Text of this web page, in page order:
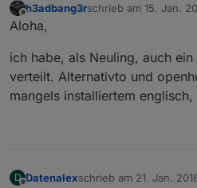
Offline
h3adbang3rschrieb am 15. Jan.
zuletzt editiert von
Aloha,
ich habe, als Neuling, auch
verteilt. Alternativto und
mangels installiertem englisch,
D Datenalexschrieb am 21. Jan.
zuletzt editiert von